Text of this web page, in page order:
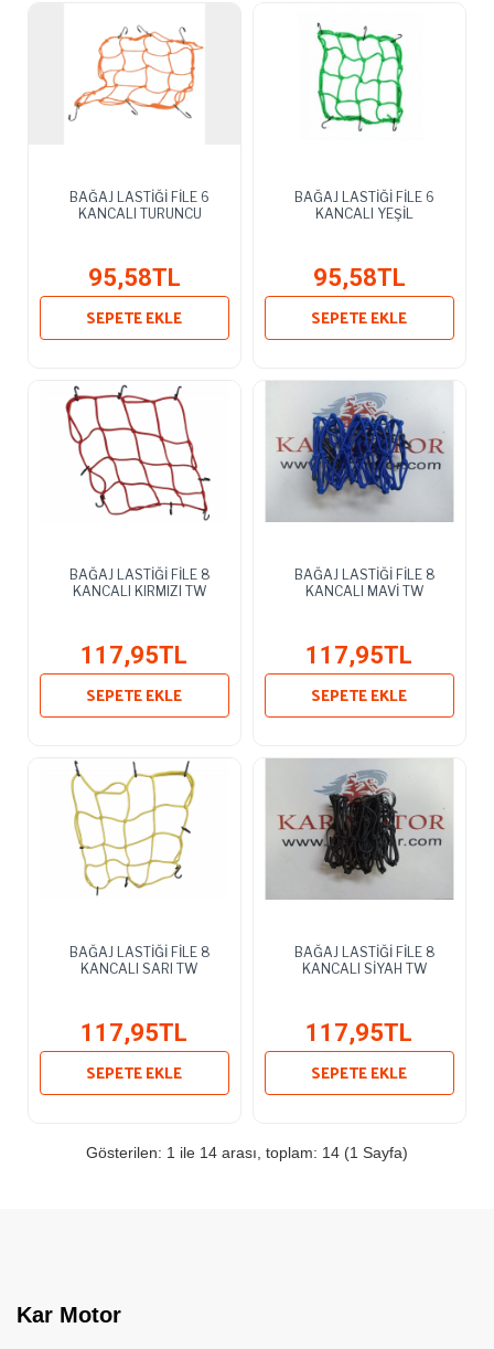
BAĞAJ LASTİĞİ FİLE 6
KANCALI TURUNCU
95,58TL
SEPETE EKLE
BAĞAJ LASTİĞİ FİLE 6
KANCALI YEŞİL
95,58TL
SEPETE EKLE
BAĞAJ LASTİĞİ FİLE 8
KANCALI KIRMIZI TW
117,95TL
SEPETE EKLE
BAĞAJ LASTİĞİ FİLE 8
KANCALI MAVİ TW
117,95TL
SEPETE EKLE
BAĞAJ LASTİĞİ FİLE 8
KANCALI SARI TW
117,95TL
SEPETE EKLE
BAĞAJ LASTİĞİ FİLE 8
KANCALI SİYAH TW
117,95TL
SEPETE EKLE
Gösterilen: 1 ile 14 arası, toplam: 14 (1 Sayfa)
Kar Motor